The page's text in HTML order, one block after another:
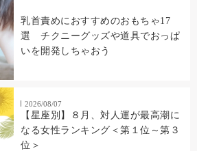
乳首責めにおすすめのおもちゃ17
選 チクニーグッズや道具でおっぱ
いを開発しちゃおう
2026/08/07
【星座別】８月、対人運が最高潮に
なる女性ランキング＜第１位～第３
位＞